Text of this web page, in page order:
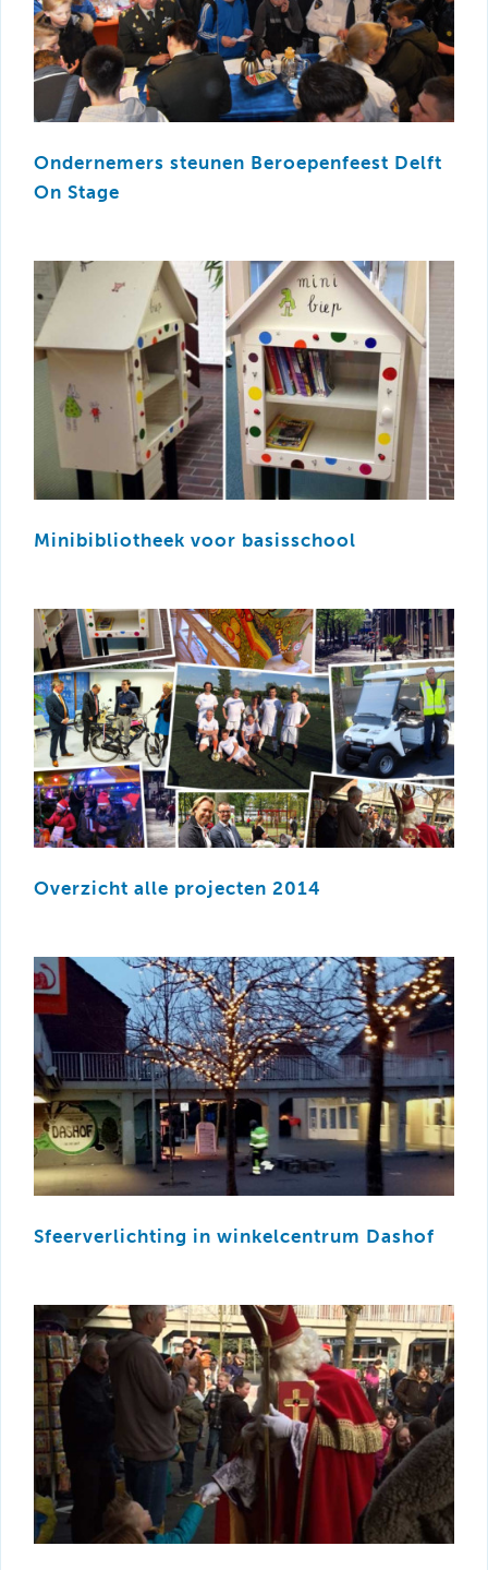
Ondernemers steunen Beroepenfeest Delft
On Stage
Minibibliotheek voor basisschool
Overzicht alle projecten 2014
Sfeerverlichting in winkelcentrum Dashof